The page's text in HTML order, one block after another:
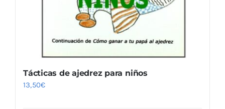
Tácticas de ajedrez para niños
13,50€